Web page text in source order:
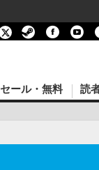
セール・無料 読